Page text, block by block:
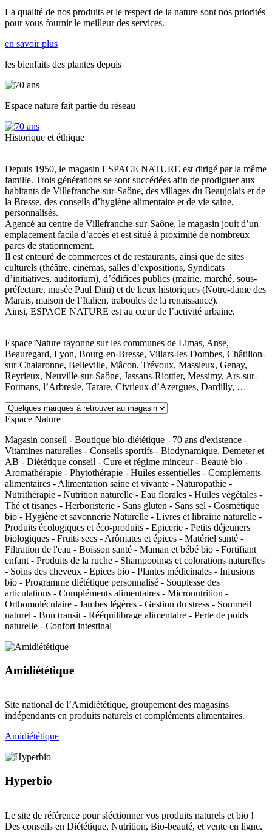
La qualité de nos produits et le respect de la nature sont nos priorités
pour vous fournir le meilleur des services.
en savoir plus
les bienfaits des plantes depuis
Espace nature fait partie du réseau
Historique et éthique
Depuis 1950, le magasin ESPACE NATURE est dirigé par la même
famille. Trois générations se sont succédées afin de prodiguer aux
habitants de Villefranche-sur-Saône, des villages du Beaujolais et de
la Bresse, des conseils d’hygiène alimentaire et de vie saine,
personnalisés.
Agencé au centre de Villefranche-sur-Saône, le magasin jouit d’un
emplacement facile d’accès et est situé à proximité de nombreux
parcs de stationnement.
Il est entouré de commerces et de restaurants, ainsi que de sites
culturels (théâtre, cinémas, salles d’expositions, Syndicats
d’initiatives, auditorium), d’édifices publics (mairie, marché, sous-
préfecture, musée Paul Dini) et de lieux historiques (Notre-dame des
Marais, maison de l’Italien, traboules de la renaissance).
Ainsi, ESPACE NATURE est au cœur de l’activité urbaine.
Espace Nature rayonne sur les communes de Limas, Anse,
Beauregard, Lyon, Bourg-en-Bresse, Villars-les-Dombes, Châtillon-
sur-Chalaronne, Belleville, Mâcon, Trévoux, Massieux, Genay,
Reyrieux, Neuville-sur-Saône, Jassans-Riottier, Messimy, Ars-sur-
Formans, l’Arbresle, Tarare, Civrieux-d’Azergues, Dardilly, …
Espace Nature
Magasin conseil - Boutique bio-diététique - 70 ans d'existence -
Vitamines naturelles - Conseils sportifs - Biodynamique, Demeter et
AB - Diététique conseil - Cure et régime minceur - Beauté bio -
Aromathérapie - Phytothérapie - Huiles essentielles - Compléments
alimentaires - Alimentation saine et vivante - Naturopathie -
Nutrithérapie - Nutrition naturelle - Eau florales - Huiles végétales -
Thé et tisanes - Herboristerie - Sans gluten - Sans sel - Cosmétique
bio - Hygiène et savonnerie Naturelle - Livres et librairie naturelle -
Produits écologiques et éco-produits - Epicerie - Petits déjeuners
biologiques - Fruits secs - Arômates et épices - Matériel santé -
Filtration de l'eau - Boisson santé - Maman et bébé bio - Fortifiant
enfant - Produits de la ruche - Shampooings et colorations naturelles
- Soins des cheveux - Epices bio - Plantes médicinales - Infusions
bio - Programme diététique personnalisé - Souplesse des
articulations - Compléments alimentaires - Micronutrition -
Orthomoléculaire - Jambes légères - Gestion du stress - Sommeil
naturel - Bon transit - Rééquilibrage alimentaire - Perte de poids
naturelle - Confort intestinal
Amidiététique
Site national de l’Amidiététique, groupement des magasins
indépendants en produits naturels et compléments alimentaires.
Amidiététique
Hyperbio
Le site de référence pour sléctionner vos produits naturels et bio !
Des conseils en Diététique, Nutrition, Bio-beauté, et vente en ligne.